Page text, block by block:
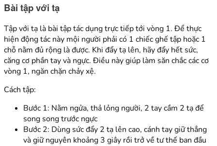
Bài tập với tạ
Tập với tạ là bài tập tác dụng trực tiếp tới vòng 1. Để thực
hiện động tác này mội người phải có 1 chiếc ghế tập hoặc 1
chỗ nằm đủ rộng là được. Khi đẩy tạ lên, hãy đẩy hết sức,
căng cơ phần tay và ngực. Điều này giúp làm săn chắc các cơ
vòng 1, ngăn chặn chảy xệ.
Cách tập:
Bước 1: Nằm ngửa, thả lỏng người, 2 tay cầm 2 tạ để
song song trước ngực
Bước 2: Dùng sức đẩy 2 tạ lên cao, cánh tay giữ thẳng
và giữ nguyên khoảng 3 giây rồi trở về tư thế ban đầu